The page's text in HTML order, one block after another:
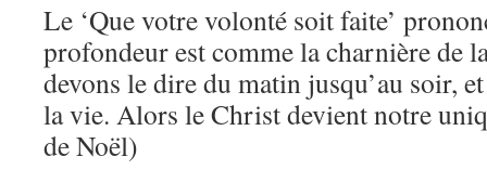
Le ‘Que votre volonté soit faite’
profondeur est comme la charnière de
devons le dire du matin jusqu’au soir,
la vie. Alors le Christ devient notre
de Noël)